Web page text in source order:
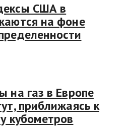
США в
на фоне
на газ в Европе
приближаясь к
кубометров